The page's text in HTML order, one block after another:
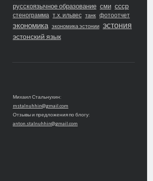
русскоязычное образование сми ссср
стенограмма т.х. ильвес танк фотоотчет
экономика экономика эстонии эстония
эстонский язык
Михаил Стальнухин:
mstalnuhhin@gmail.com
Отзывы и предложения по блогу:
anton.stalnuhhin@gmail.com